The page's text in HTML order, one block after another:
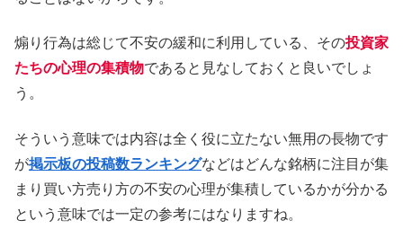
煽り行為は総じて不安の緩和に利用している、その投資家
たちの心理の集積物であると見なしておくと良いでしょ
う。
そういう意味では内容は全く役に立たない無用の長物です
が掲示板の投稿数ランキングなどはどんな銘柄に注目が集
まり買い方売り方の不安の心理が集積しているかが分かる
という意味では一定の参考にはなりますね。